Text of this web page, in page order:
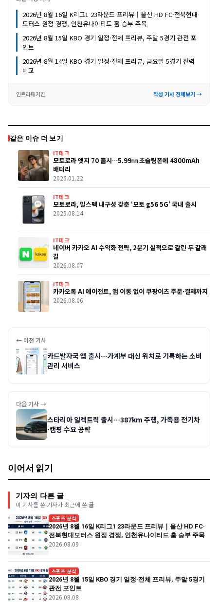
2026년 8월 16일 K리그1 23라운드 프리뷰｜울산 HD FC·전북현대
모터스 원정 경쟁, 인천유나이티드 홈 승부 주목
2026년 8월 15일 KBO 경기 일정·전체 프리뷰, 주말 5경기 관전 포
인트
2026년 8월 14일 KBO 경기 일정·전체 프리뷰, 금요일 5경기 전력
비교
인트라매거진 작성 기사 전체보기 →
같은 이슈 더 보기
IT테크
모토로라 엣지 70 출시…5.99㎜ 초슬림폰에 4800mAh
배터리
2026.01.22
IT테크
모토로라, 밀스펙 내구성 갖춘 ‘모토 g56 5G’ 국내 출시
2025.08.14
IT테크
네이버 카카오 AI 수익화 전략, 2분기 실적으로 갈린 두 갈래
길
2026.08.07
IT테크
카카오톡 AI 에이전트, 앱 이동 없이 쿠팡이츠 주문·결제까지
2026.08.06
← 이전 기사
카드발자국 앱 출시…가계부 대신 위치로 기록하는 소비
관리 서비스
다음 기사 →
스타리아 일렉트릭 출시…387km 주행, 가족용 전기차
·캠핑 수요 공략
이어서 읽기
기자의 다른 글
이 기사를 쓴 기자가 최근에 쓴 글
스포츠 분석
2026년 8월 16일 K리그1 23라운드 프리뷰｜울산 HD FC·
전북현대모터스 원정 경쟁, 인천유나이티드 홈 승부 주목
2026.08.09
스포츠 분석
2026년 8월 15일 KBO 경기 일정·전체 프리뷰, 주말 5경기
관전 포인트
2026.08.08